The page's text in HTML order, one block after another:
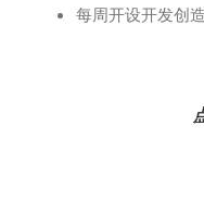
每周开设开发创